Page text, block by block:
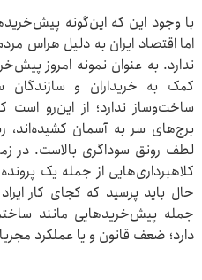
با وجود این که این‌گونه
اما اقتصاد ایران به دلیل هراس
ندارد. به عنوان نمونه امروز
کمک به خریداران و
برج‌های سر به آسمان
لطف رونق سوداگری بالاست. در
کلاهبرداری‌هایی از جمله یک
حال باید پرسید که کجای کار
جمله پیش‌خریدهایی مانند
دارد؛ ضعف قانون و یا عملکرد